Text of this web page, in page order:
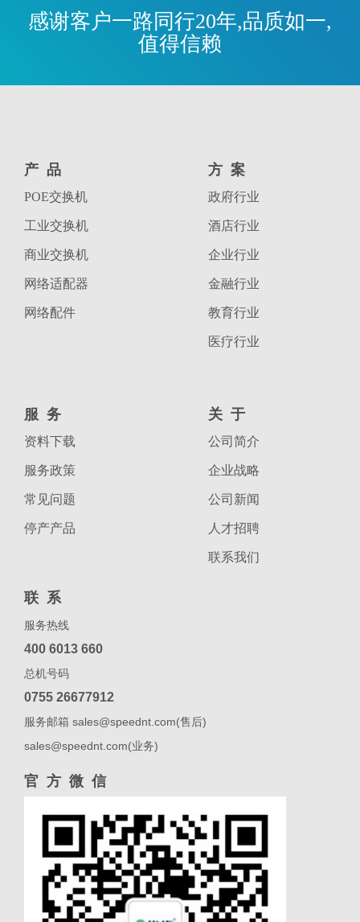
感谢客户一路同行20年,品质如一,
值得信赖
产品
POE交换机
工业交换机
商业交换机
网络适配器
网络配件
方案
政府行业
酒店行业
企业行业
金融行业
教育行业
医疗行业
服务
资料下载
服务政策
常见问题
停产产品
关于
公司简介
企业战略
公司新闻
人才招聘
联系我们
联系
服务热线
400 6013 660
总机号码
0755 26677912
服务邮箱 sales@speednt.com(售后)
sales@speednt.com(业务)
官方微信